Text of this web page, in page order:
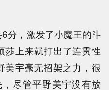
分，激发了小魔王的斗
莎上来就打出了连贯性
美宇毫无招架之力，很
尽管平野美宇没有放